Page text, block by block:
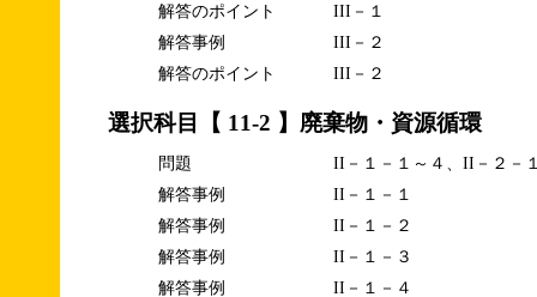
解答のポイント
III－１
解答事例
III－２
解答のポイント
III－２
選択科目【 11-2 】廃棄物・資源循環
問題
II－１－１～４、II－２－
解答事例
II－１－１
解答事例
II－１－２
解答事例
II－１－３
解答事例
II－１－４